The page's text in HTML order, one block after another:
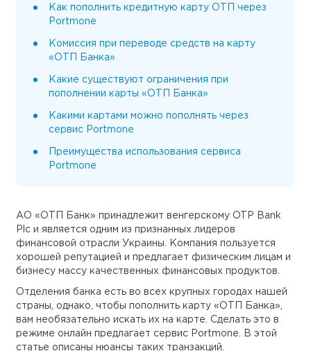
Как пополнить кредитную карту ОТП через
Portmone
Комиссия при переводе средств на карту
«ОТП Банка»
Какие существуют ограничения при
пополнении карты «ОТП Банка»
Какими картами можно пополнять через
сервис Portmone
Преимущества использования сервиса
Portmone
АО «ОТП Банк» принадлежит венгерскому OTP Bank
Plc и является одним из признанных лидеров
финансовой отрасли Украины. Компания пользуется
хорошей репутацией и предлагает физическим лицам и
бизнесу массу качественных финансовых продуктов.
Отделения банка есть во всех крупных городах нашей
страны, однако, чтобы пополнить карту «ОТП Банка»,
вам необязательно искать их на карте. Сделать это в
режиме онлайн предлагает сервис Portmone. В этой
статье описаны нюансы таких транзакций.